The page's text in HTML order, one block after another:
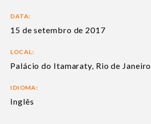
DATA:
15 de setembro de 2017
LOCAL:
Palácio do Itamaraty, Rio de Janeiro
IDIOMA:
Inglês